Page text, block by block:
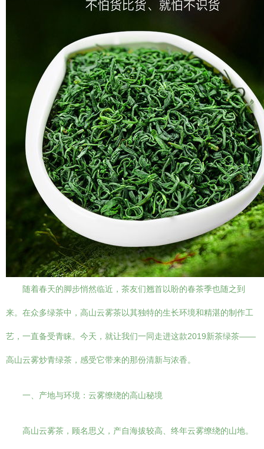
随着春天的脚步悄然临近，茶友们翘首以盼的春茶季也随之到
来。在众多绿茶中，高山云雾茶以其独特的生长环境和精湛的制作工
艺，一直备受青睐。今天，就让我们一同走进这款2019新茶绿茶——
高山云雾炒青绿茶，感受它带来的那份清新与浓香。
一、产地与环境：云雾缭绕的高山秘境
高山云雾茶，顾名思义，产自海拔较高、终年云雾缭绕的山地。